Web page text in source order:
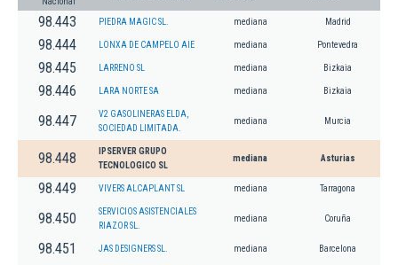
98.443 PIEDRA MAGIC SL. mediana Madrid
98.444 LONXA DE CAMPELO AIE mediana Pontevedra
98.445 LARRENO SL mediana Bizkaia
98.446 LARA NORTE SA mediana Bizkaia
98.447
V2 GASOLINERAS ELDA,
SOCIEDAD LIMITADA.
mediana Murcia
98.448
IPSERVER GRUPO
TECNOLOGICO SL
mediana Asturias
98.449 VIVERS ALCAPLANT SL mediana Tarragona
98.450
SERVICIOS ASISTENCIALES
RIAZOR SL.
mediana Coruña
98.451 JAS DESIGNERS SL. mediana Barcelona